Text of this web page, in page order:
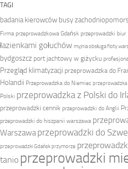
TAGI
badania kierowców busy
Firma przeprowadzkowa Gdańsk przeprowadzki biur
łazienkami gołuchów myjnia obsługa floty
bydgoszcz port jachtowy w giżycku
Przegląd klimatyzacji przeprowadzka do
Holandii Przeprowadzka do Niemiec przeprowadzka
Polski przeprowadzka z Polski do
przeprowadzki cennik przeprowadzki do Anglii
przeprowadzki do hiszpanii warszawa
Warszawa przeprowadzki do
przeprowadzki Gdańsk przymorze
tanio przeprowadzki